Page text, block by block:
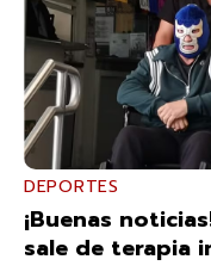
DEPORTES
¡Buenas
sale de terapia